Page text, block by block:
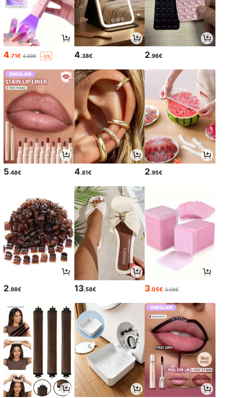
4.71€ 4.99€ -5% 4.38€ 2.96€
5.48€ 4.81€ 2.95€
2.98€ 13.58€ 3.05€ 3.08€